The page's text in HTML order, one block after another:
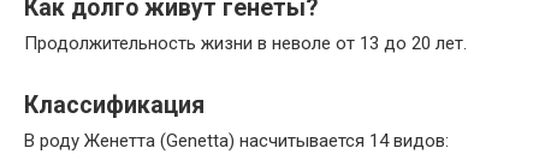
Как долго живут генеты?
Продолжительность жизни в неволе от 13 до 20 лет.
Классификация
В роду Женетта (Genetta) насчитывается 14 видов: